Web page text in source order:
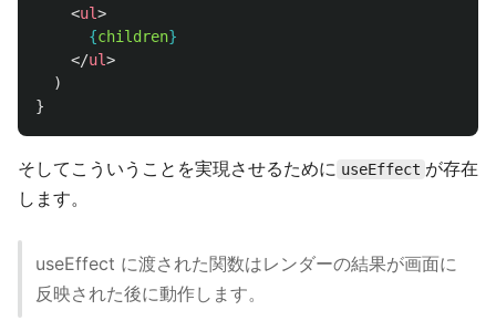
<ul>
{children}
</ul>
)
}
そしてこういうことを実現させるために useEffect が存在
します。
useEffect に渡された関数はレンダーの結果が画面に
反映された後に動作します。